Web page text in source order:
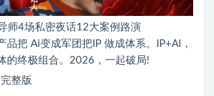
师4场私密夜话12大案例路演
品把 Ai变成军团把IP 做成体系。IP+Al，
的终极组合。2026，一起破局!
整版